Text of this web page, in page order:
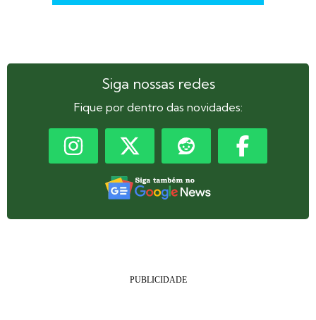
Siga nossas redes
Fique por dentro das novidades: